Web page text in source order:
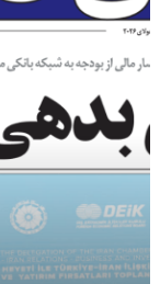
ز
ن
ا
ج
ه
ا
ن
ص
ن
ع